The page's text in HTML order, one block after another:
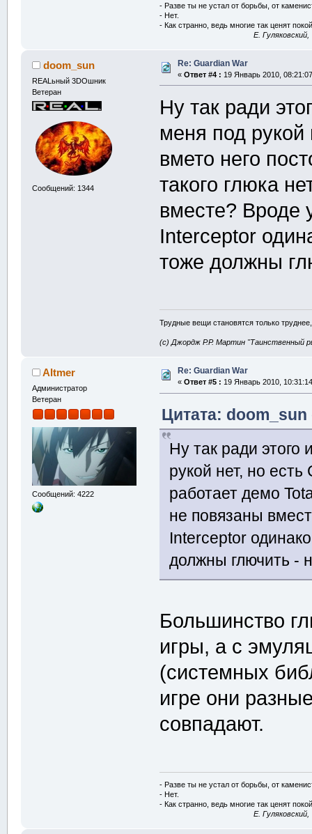
- Разве ты не устал от борьбы, от
- Нет.
- Как странно, ведь многие так ценят
E.
doom_sun
REALьный 3DOшник
Ветеран
Сообщений: 1344
Re: Guardian War
« Ответ #4 : 19 Январь 2010,
Ну так ради
меня под рукой
вмето него
такого глюка
вместе? Вроде
Interceptor
тоже должны
Трудные вещи становятся только
(с) Джордж Р.Р. Мартин "Таинственный
Altmer
Администратор
Ветеран
Сообщений: 4222
Re: Guardian War
« Ответ #5 : 19 Январь 2010,
Цитата:
Ну так ради этого
рукой нет, но
работает демо
не повязаны
Interceptor
должны глючить -
Большинство
игры, а с
(системных
игре они
совпадают.
- Разве ты не устал от борьбы, от
- Нет.
- Как странно, ведь многие так ценят
E.